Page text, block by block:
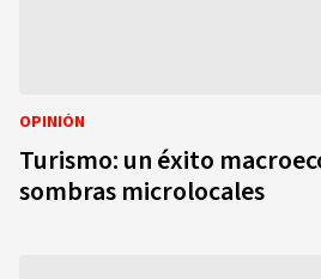
OPINIÓN
Turismo: un éxito
sombras microlocales